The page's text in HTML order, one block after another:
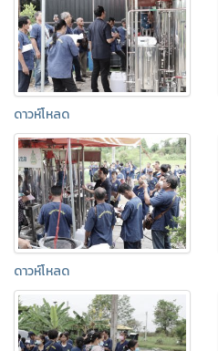
ดาวห์โหลด
ดาวห์โหลด